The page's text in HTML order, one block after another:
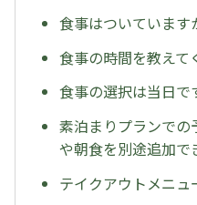
食事はついています
食事の時間を教えて
食事の選択は当日で
素泊まりプランで
や朝食を別途追加で
テイクアウトメニュ